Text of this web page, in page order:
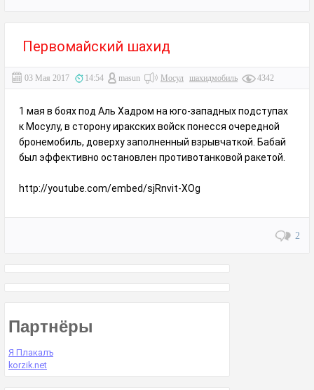
Первомайский шахид
03 Мая 2017 14:54 masun Мосул шахидмобиль 4342
1 мая в боях под Аль Хадром на юго-западных подступах
к Мосулу, в сторону иракских войск понесся очередной
бронемобиль, доверху заполненный взрывчаткой. Бабай
был эффективно остановлен противотанковой ракетой.
http://youtube.com/embed/sjRnvit-XOg
2
Партнёры
Я Плакалъ
korzik.net